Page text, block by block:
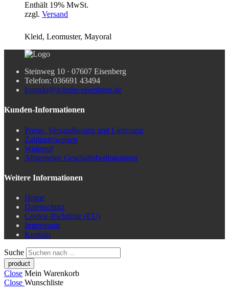
war:
34,95 €
ist:
Enthält 19% MwSt.
zzgl. Versand
Kleid, Leomuster, Mayoral
Steinweg 10 · 07607 Eisenberg
Telefon: 036691 43494
kontakt@schuhe-eisenberg.de
Kunden-Informationen
Preise, Versandkosten und Lieferung
Zahlungsweisen
Widerruf
Allgemeine Geschäftsbedingungen
Weitere Informationen
Home
Datenschutz
Cookie-Richtlinie (EU)
Impressum
Kontakt
Suche
Close Mein Warenkorb
Close Wunschliste